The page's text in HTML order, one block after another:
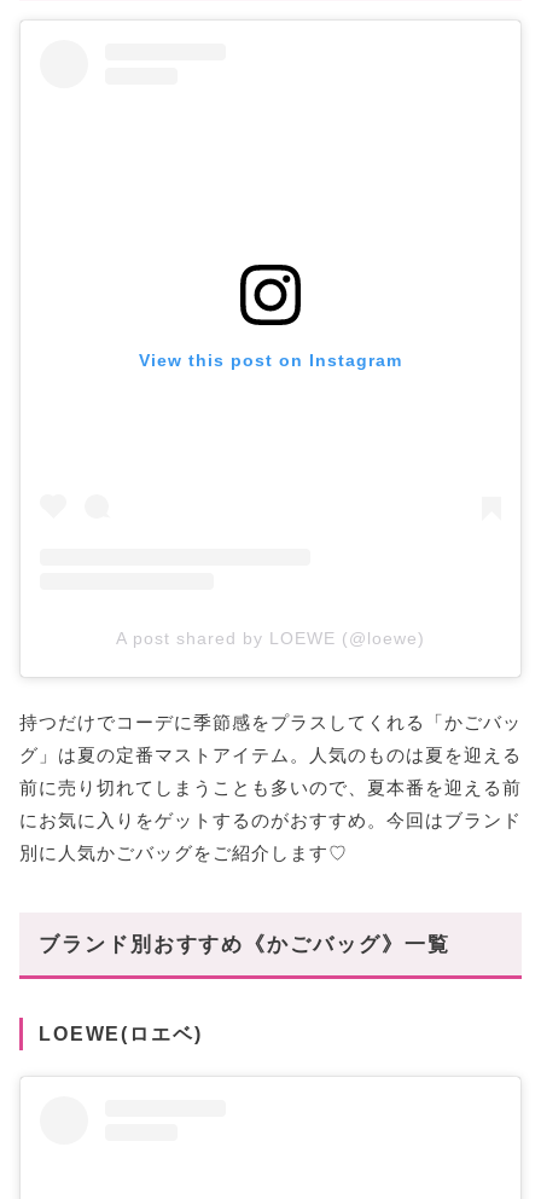
View this post on Instagram
A post shared by LOEWE (@loewe)
持つだけでコーデに季節感をプラスしてくれる「かごバッ
グ」は夏の定番マストアイテム。人気のものは夏を迎える
前に売り切れてしまうことも多いので、夏本番を迎える前
にお気に入りをゲットするのがおすすめ。今回はブランド
別に人気かごバッグをご紹介します♡
ブランド別おすすめ《かごバッグ》一覧
LOEWE(ロエベ)